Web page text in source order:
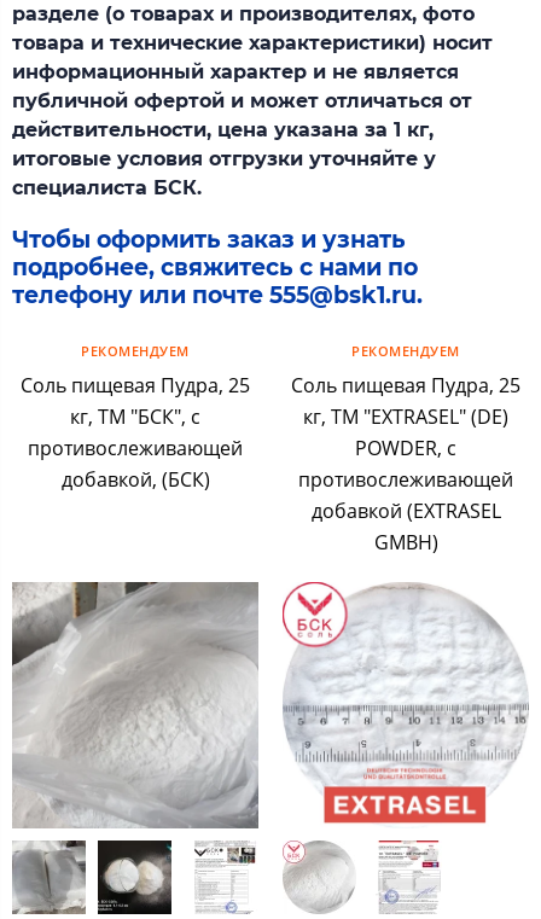
разделе (о товарах и производителях, фото
товара и технические характеристики) носит
информационный характер и не является
публичной офертой и может отличаться от
действительности, цена указана за 1 кг,
итоговые условия отгрузки уточняйте у
специалиста БСК.
Чтобы оформить заказ и узнать
подробнее, свяжитесь с нами по
телефону или почте 555@bsk1.ru.
РЕКОМЕНДУЕМ
Соль пищевая Пудра, 25
кг, ТМ "БСК", с
противослеживающей
добавкой, (БСК)
РЕКОМЕНДУЕМ
Соль пищевая Пудра, 25
кг, ТМ "EXTRASEL" (DE)
POWDER, с
противослеживающей
добавкой (EXTRASEL
GMBH)